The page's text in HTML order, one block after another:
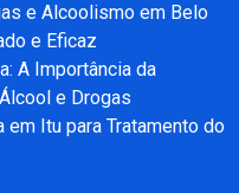
e Alcoolismo em Belo
e Eficaz
A Importância da
e Drogas
em Itu para Tratamento do